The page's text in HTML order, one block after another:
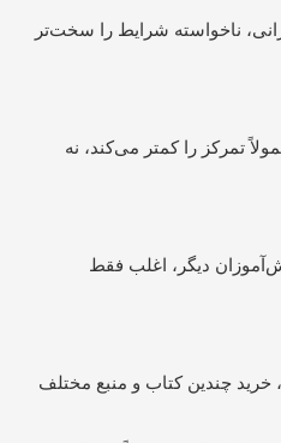
ناخواسته شرایط را سخت‌تر
تمرکز را کمتر می‌کند، نه
دیگر، اغلب فقط
خرید چندین کتاب و منبع مختلف